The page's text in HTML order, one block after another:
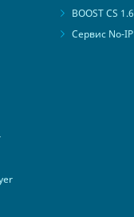
BOOST CS 1.6
Сервис No-IP